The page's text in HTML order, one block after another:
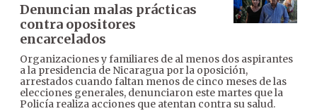
Denuncian malas prácticas
contra opositores
encarcelados
Organizaciones y familiares de al menos dos aspirantes
a la presidencia de Nicaragua por la oposición,
arrestados cuando faltan menos de cinco meses de las
elecciones generales, denunciaron este martes que la
Policía realiza acciones que atentan contra su salud.